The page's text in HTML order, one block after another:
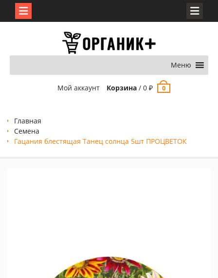
Меню
Мой аккаунт Корзина/ 0 ₽ 0
Главная
Семена
Гацания блестящая Танец солнца 5шт ПРОЦВЕТОК